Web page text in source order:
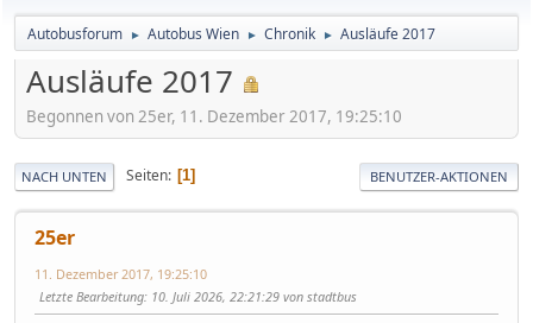
Autobusforum ► Autobus Wien ► Chronik ► Ausläufe 2017
Ausläufe 2017
Begonnen von 25er, 11. Dezember 2017, 19:25:10
NACH UNTEN Seiten 1 BENUTZER-AKTIONEN
25er
11. Dezember 2017, 19:25:10
Letzte Bearbeitung: 10. Juli 2026, 22:21:29 von stadtbus